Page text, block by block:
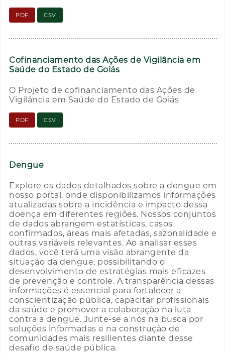
PDF CSV
Cofinanciamento das Ações de Vigilância em
Saúde do Estado de Goiás
O Projeto de cofinanciamento das Ações de
Vigilância em Saúde do Estado de Goiás
PDF CSV
Dengue
Explore os dados detalhados sobre a dengue em
nosso portal, onde disponibilizamos informações
atualizadas sobre a incidência e impacto dessa
doença em diferentes regiões. Nossos conjuntos
de dados abrangem estatísticas, casos
confirmados, áreas mais afetadas, sazonalidade e
outras variáveis relevantes. Ao analisar esses
dados, você terá uma visão abrangente da
situação da dengue, possibilitando o
desenvolvimento de estratégias mais eficazes
de prevenção e controle. A transparência dessas
informações é essencial para fortalecer a
conscientização pública, capacitar profissionais
da saúde e promover a colaboração na luta
contra a dengue. Junte-se a nós na busca por
soluções informadas e na construção de
comunidades mais resilientes diante desse
desafio de saúde pública.